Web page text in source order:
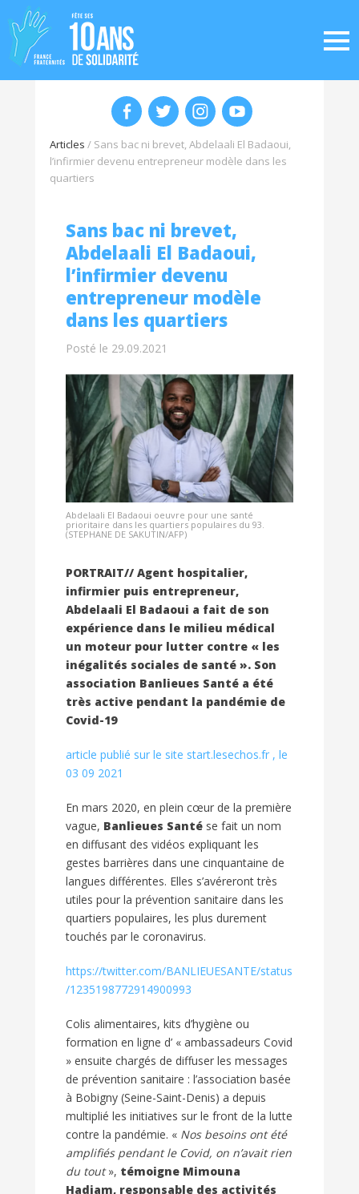
Articles / Sans bac ni brevet, Abdelaali El Badaoui,
l’infirmier devenu entrepreneur modèle dans les
quartiers
Sans bac ni brevet,
Abdelaali El Badaoui,
l’infirmier devenu
entrepreneur modèle
dans les quartiers
Posté le 29.09.2021
Abdelaali El Badaoui oeuvre pour une santé
prioritaire dans les quartiers populaires du 93.
(STEPHANE DE SAKUTIN/AFP)
PORTRAIT// Agent hospitalier,
infirmier puis entrepreneur,
Abdelaali El Badaoui a fait de son
expérience dans le milieu médical
un moteur pour lutter contre « les
inégalités sociales de santé ». Son
association Banlieues Santé a été
très active pendant la pandémie de
Covid-19
article publié sur le site start.lesechos.fr , le
03 09 2021
En mars 2020, en plein cœur de la première
vague, Banlieues Santé se fait un nom
en diffusant des vidéos expliquant les
gestes barrières dans une cinquantaine de
langues différentes. Elles s’avéreront très
utiles pour la prévention sanitaire dans les
quartiers populaires, les plus durement
touchés par le coronavirus.
https://twitter.com/BANLIEUESANTE/status
/1235198772914900993
Colis alimentaires, kits d’hygiène ou
formation en ligne d’ « ambassadeurs Covid
» ensuite chargés de diffuser les messages
de prévention sanitaire : l’association basée
à Bobigny (Seine-Saint-Denis) a depuis
multiplié les initiatives sur le front de la lutte
contre la pandémie. « Nos besoins ont été
amplifiés pendant le Covid, on n’avait rien
du tout», témoigne Mimouna
Hadjam, responsable des activités